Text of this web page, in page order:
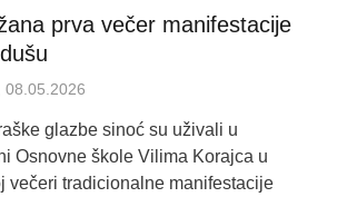
prva večer manifestacije
08.05.2026
glazbe sinoć su uživali u
Osnovne škole Vilima Korajca u
večeri tradicionalne manifestacije